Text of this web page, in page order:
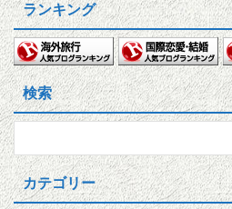
ランキング
検索
カテゴリー